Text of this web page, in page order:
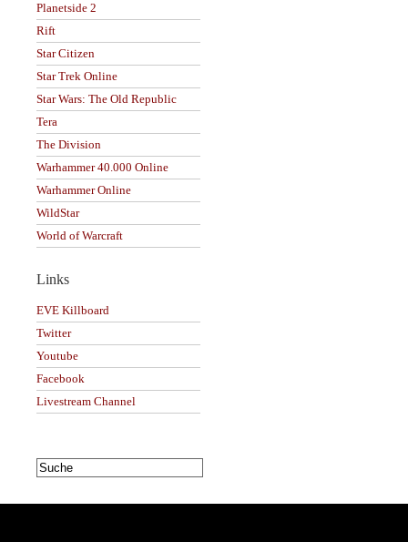
Planetside 2
Rift
Star Citizen
Star Trek Online
Star Wars: The Old Republic
Tera
The Division
Warhammer 40.000 Online
Warhammer Online
WildStar
World of Warcraft
Links
EVE Killboard
Twitter
Youtube
Facebook
Livestream Channel